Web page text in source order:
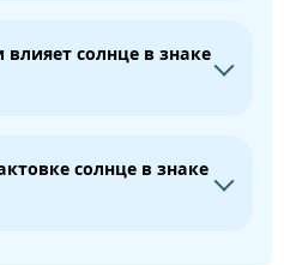
солнце в знаке
солнце в знаке